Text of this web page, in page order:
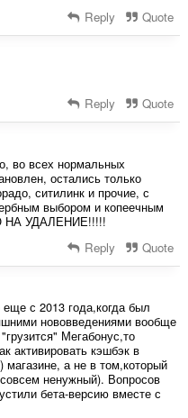
Reply Quote
Reply Quote
во всех нормальных
остались только
ситилинк и прочие, с
выбором и копеечным
НА УДАЛЕНИЕ!!!!!
Reply Quote
с 2013 года,когда был
нововведениями вообще
Мегабонус,то
активировать кэшбэк в
магазине, а не в том,который
ненужный). Вопросов
бета-версию вместе с